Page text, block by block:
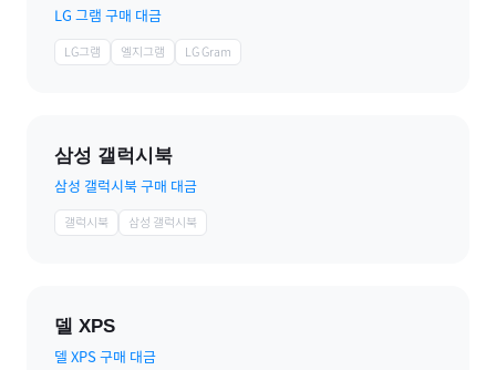
LG 그램 구매 대금
LG그램 엘지그램 LG Gram
삼성 갤럭시북
삼성 갤럭시북 구매 대금
갤럭시북 삼성 갤럭시북
델 XPS
델 XPS 구매 대금